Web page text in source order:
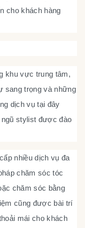
cho khách hàng
khu vực trung tâm,
sang trọng và những
dịch vụ tại đây
stylist được đào
nhiều dịch vụ đa
chăm sóc tóc
chăm sóc bằng
cũng được bài trí
mái cho khách